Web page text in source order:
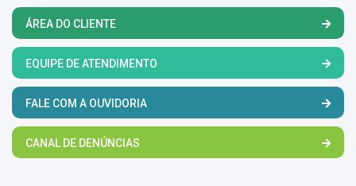
ÁREA DO CLIENTE
EQUIPE DE ATENDIMENTO
FALE COM A OUVIDORIA
CANAL DE DENÚNCIAS